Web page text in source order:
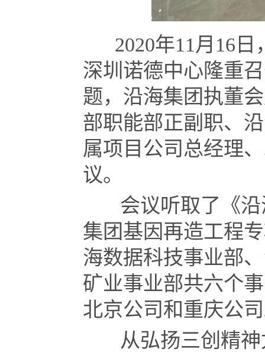
2020年11月16日
深圳诺德中心隆重
题，沿海集团执董
部职能部正副职、
属项目公司总经理
议。
会议听取了《沿
集团基因再造工程
海数据科技事业部
矿业事业部共六个
北京公司和重庆公
从弘扬三创精神